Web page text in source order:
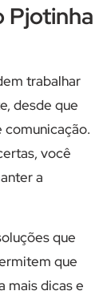
Pjotinha
trabalhar
desde que
comunicação.
você
a
que
que
mais dicas e